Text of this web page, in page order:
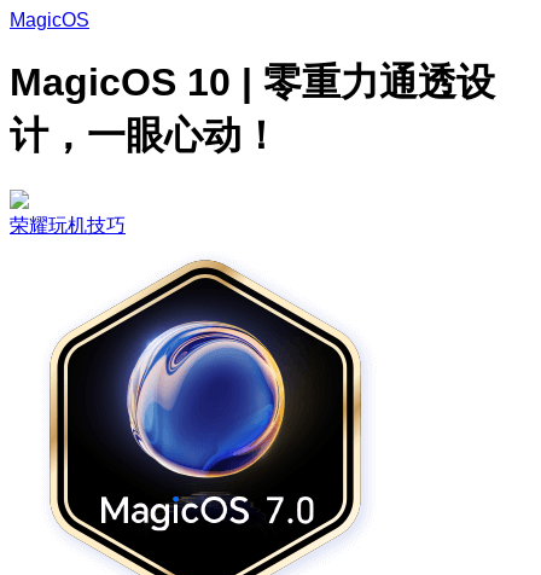
MagicOS
MagicOS 10 | 零重力通透设
计，一眼心动！
荣耀玩机技巧